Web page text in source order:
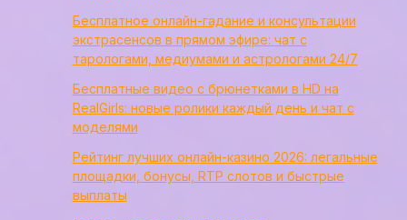
Бесплатное онлайн-гадание и консультации
экстрасенсов в прямом эфире: чат с
тарологами, медиумами и астрологами 24/7
Бесплатные видео с брюнетками в HD на
RealGirls: новые ролики каждый день и чат с
моделями
Рейтинг лучших онлайн-казино 2026: легальные
площадки, бонусы, RTP слотов и быстрые
выплаты